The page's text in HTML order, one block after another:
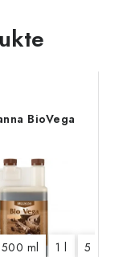
BioVega
500 ml 1 l 5 l